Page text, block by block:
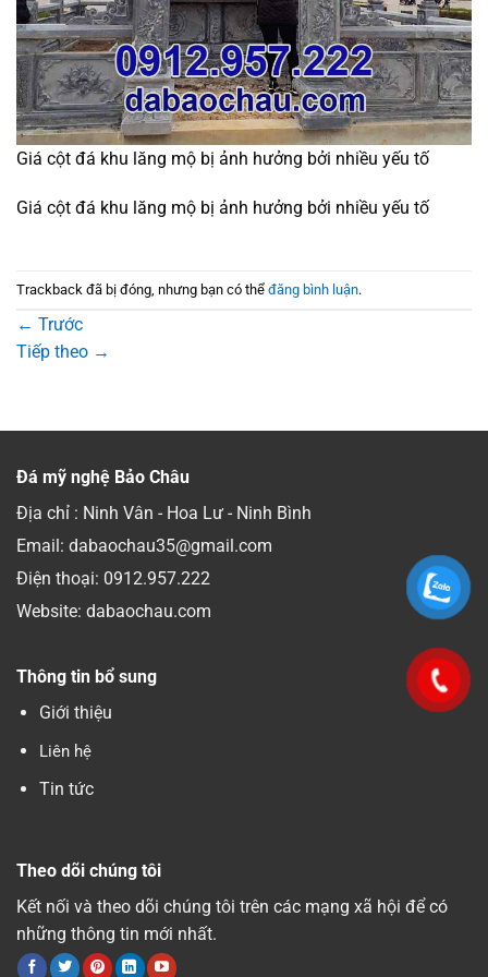
Giá cột đá khu lăng mộ bị ảnh hưởng bởi nhiều yếu tố
Giá cột đá khu lăng mộ bị ảnh hưởng bởi nhiều yếu tố
Trackback đã bị đóng, nhưng bạn có thể đăng bình luận.
← Trước
Tiếp theo →
Đá mỹ nghệ Bảo Châu
Địa chỉ : Ninh Vân - Hoa Lư - Ninh Bình
Email: dabaochau35@gmail.com
Điện thoại: 0912.957.222
Website: dabaochau.com
Thông tin bổ sung
Giới thiệu
Liên hệ
Tin tức
Theo dõi chúng tôi
Kết nối và theo dõi chúng tôi trên các mạng xã hội để có
những thông tin mới nhất.